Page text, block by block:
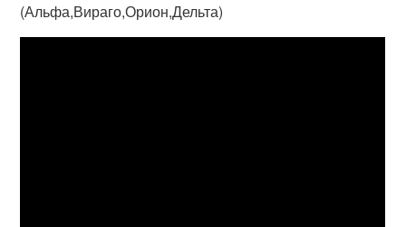
(Альфа,Вираго,Орион,Дельта)